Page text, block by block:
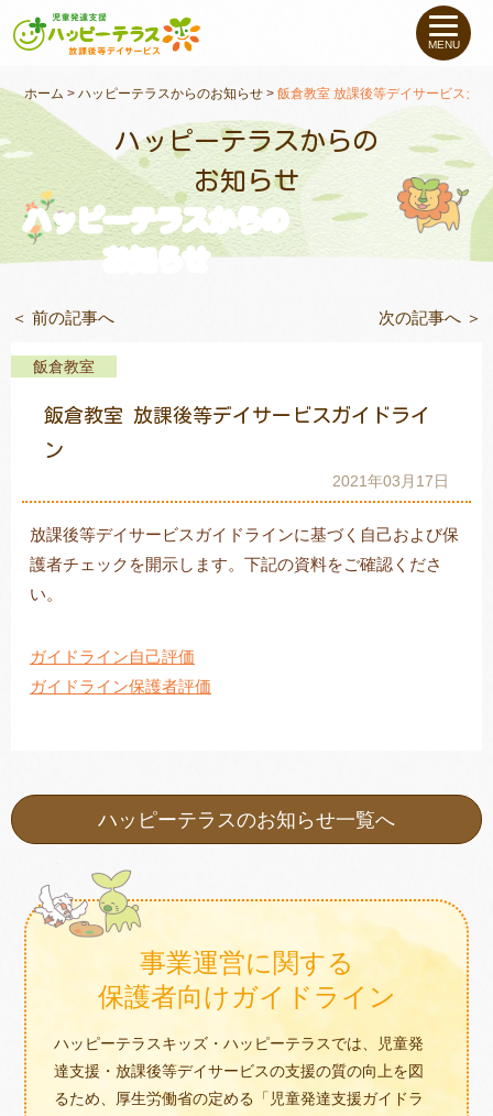
私たちについて
未就学のお子さま（０〜６才）
小学生〜高校生の お子さま
支援事例
教室一覧
MENU
ホーム >ハッピーテラスからのお知らせ >飯倉教室 放課後等デイサービスガ
ハッピーテラスからの
お知らせ
ハッピーテラスからの
お知らせ
＜ 前の記事へ 次の記事へ ＞
飯倉教室
飯倉教室 放課後等デイサービスガイドライ
ン
2021年03月17日
放課後等デイサービスガイドラインに基づく自己および保
護者チェックを開示します。下記の資料をご確認くださ
い。
ガイドライン自己評価
ガイドライン保護者評価
ハッピーテラスのお知らせ一覧へ
事業運営に関する
保護者向けガイドライン
ハッピーテラスキッズ・ハッピーテラスでは、児童発
達支援・放課後等デイサービスの支援の質の向上を図
るため、厚生労働省の定める「児童発達支援ガイドラ